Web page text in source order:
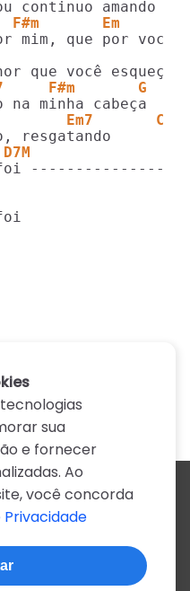
F#m       Em
mim, que por você
F#m       G
Em7       C
foi
H I J
U V W X
9
sua
e fornecer
Ao
você concorda